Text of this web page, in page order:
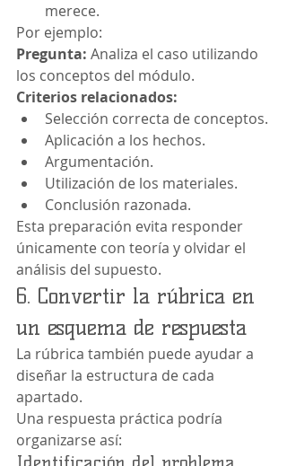
merece.
Por ejemplo:
Pregunta: Analiza el caso utilizando
los conceptos del módulo.
Criterios relacionados:
Selección correcta de conceptos.
Aplicación a los hechos.
Argumentación.
Utilización de los materiales.
Conclusión razonada.
Esta preparación evita responder
únicamente con teoría y olvidar el
análisis del supuesto.
6. Convertir la rúbrica en
un esquema de respuesta
La rúbrica también puede ayudar a
diseñar la estructura de cada
apartado.
Una respuesta práctica podría
organizarse así: